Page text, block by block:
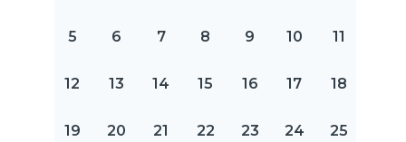
5 6 7 8 9 10 11
12 13 14 15 16 17 18
19 20 21 22 23 24 25